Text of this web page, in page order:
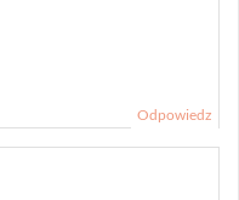
Odpowiedz